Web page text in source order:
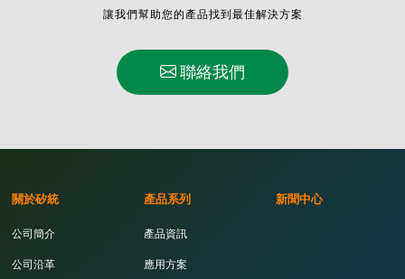
讓我們幫助您的產品找到最佳解決方案
聯絡我們
關於矽統
公司簡介
公司沿革
產品系列
產品資訊
應用方案
新聞中心